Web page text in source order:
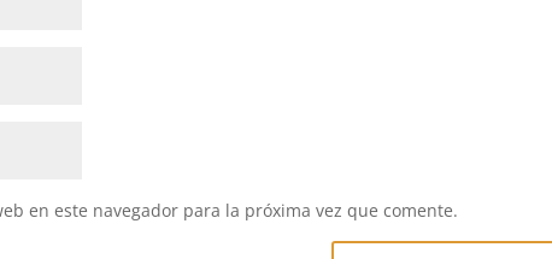
en este navegador para la próxima vez que comente.